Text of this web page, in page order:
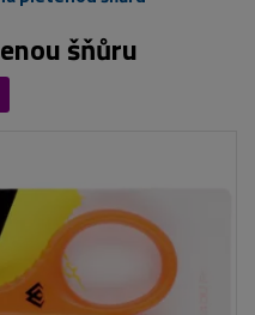
šňůru